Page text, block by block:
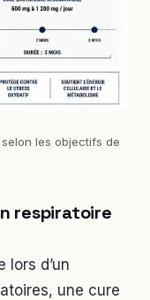
les objectifs de
respiratoire
lors d’un
une cure